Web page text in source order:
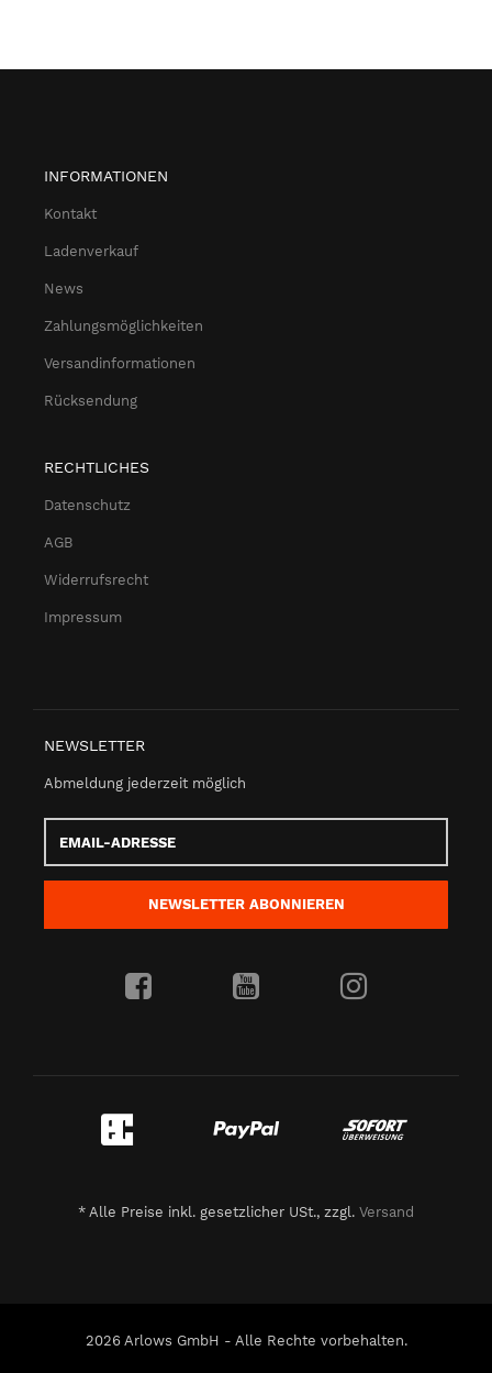
INFORMATIONEN
Kontakt
Ladenverkauf
News
Zahlungsmöglichkeiten
Versandinformationen
Rücksendung
RECHTLICHES
Datenschutz
AGB
Widerrufsrecht
Impressum
NEWSLETTER
Abmeldung jederzeit möglich
Adresse
NEWSLETTER ABONNIEREN
* Alle Preise inkl. gesetzlicher USt., zzgl. Versand
2026 Arlows GmbH - Alle Rechte vorbehalten.